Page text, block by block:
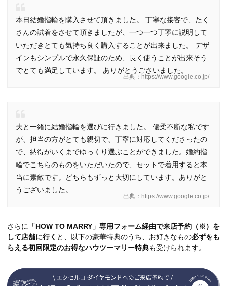
本日結婚指輪を購入させて頂きました。 丁寧な接客で、たく
さんの試着をさせて頂きましたが、一つ一つ丁寧に説明して
いただきとても気持ち良く購入することが出来ました。 デザ
インもシンプルで永久保証のため、長く使うことが出来そう
でとても満足しています。 ありがとうごさいました。
出典：https://www.google.co.jp/
夫と一緒に結婚指輪を選びに行きました。 優柔不断な私です
が、担当の方がとても親切で、丁寧に対応してくださったの
で、納得がいくまでゆっくり選ぶことができました。婚約指
輪でこちらのものをいただいたので、セットで着用すると本
当に素敵です。どちらもずっと大切にしています。ありがと
うございました。
出典：https://www.google.co.jp/
さらに 「HOW TO MARRY」専用フォーム経由で来店予約（※）を
して店舗に行く と、以下の豪華特典のうち、お好きなもの必ずをも
らえる初回限定のお得なハウツーマリー特典も受けられます。